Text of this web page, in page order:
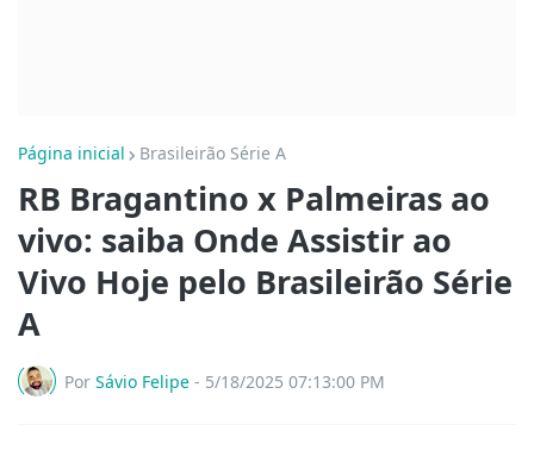
Página inicial Brasileirão Série A
RB Bragantino x Palmeiras ao
vivo: saiba Onde Assistir ao
Vivo Hoje pelo Brasileirão Série
A
Por Sávio Felipe - 5/18/2025 07:13:00 PM